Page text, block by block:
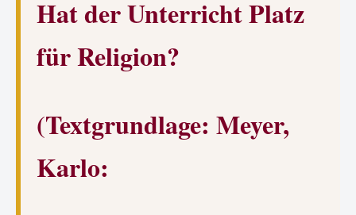
Hat der Unterricht Platz
für Religion?
(Textgrundlage: Meyer,
Karlo: